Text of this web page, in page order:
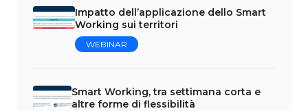
Impatto dell’applicazione dello Smart
Working sui territori
WEBINAR
Smart Working, tra settimana corta e
altre forme di flessibilità